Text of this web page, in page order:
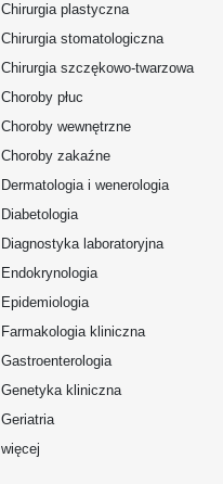
Chirurgia plastyczna
Chirurgia stomatologiczna
Chirurgia szczękowo-twarzowa
Choroby płuc
Choroby wewnętrzne
Choroby zakaźne
Dermatologia i wenerologia
Diabetologia
Diagnostyka laboratoryjna
Endokrynologia
Epidemiologia
Farmakologia kliniczna
Gastroenterologia
Genetyka kliniczna
Geriatria
więcej